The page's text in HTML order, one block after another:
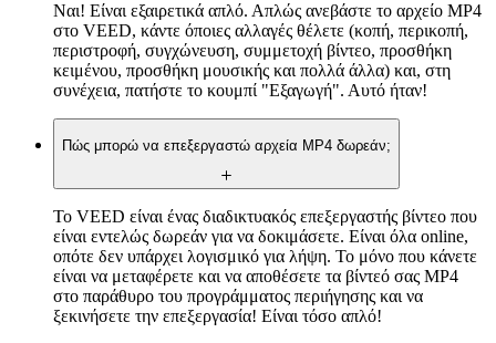
Ναι! Είναι εξαιρετικά απλό. Απλώς ανεβάστε το αρχείο MP4
στο VEED, κάντε όποιες αλλαγές θέλετε (κοπή, περικοπή,
περιστροφή, συγχώνευση, συμμετοχή βίντεο, προσθήκη
κειμένου, προσθήκη μουσικής και πολλά άλλα) και, στη
συνέχεια, πατήστε το κουμπί "Εξαγωγή". Αυτό ήταν!
Πώς μπορώ να επεξεργαστώ αρχεία MP4 δωρεάν;
Το VEED είναι ένας διαδικτυακός επεξεργαστής βίντεο που
είναι εντελώς δωρεάν για να δοκιμάσετε. Είναι όλα online,
οπότε δεν υπάρχει λογισμικό για λήψη. Το μόνο που κάνετε
είναι να μεταφέρετε και να αποθέσετε τα βίντεό σας MP4
στο παράθυρο του προγράμματος περιήγησης και να
ξεκινήσετε την επεξεργασία! Είναι τόσο απλό!